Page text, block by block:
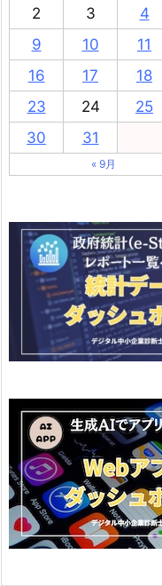
2
3 4
9
10 11
16
17 18
23
24 25
30
31
« 9月